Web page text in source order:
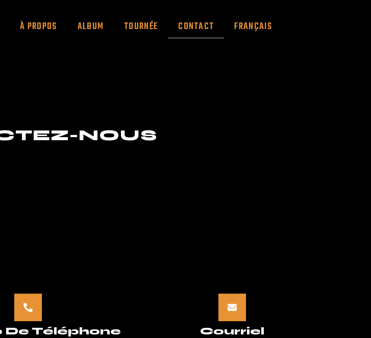
À PROPOS ALBUM TOURNÉE CONTACT FRANÇAIS
NOUS
De Téléphone Courriel